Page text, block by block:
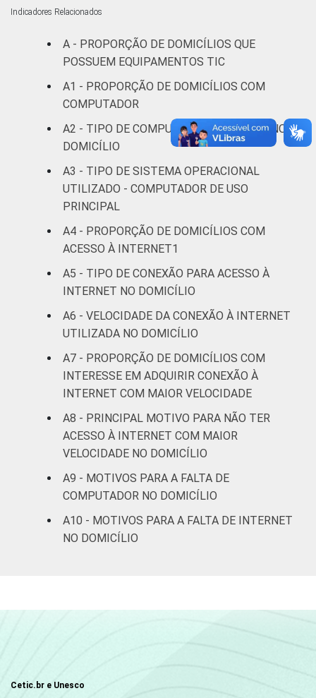
CLASSE
SOCIAL2
A 94
B 94
96 3
1 Base: 4.935 domicílios entrevistados que
possuem computador. Respostas múltiplas e
2O critério utilizado para classificação leva
em consideração a educação do chefe de
família e a posse de uma serie de utensílios
domésticos, relacionando-os a um sistema
por domicílio é associada a uma Classe
Sócio-Econômica específica (A, B, C, D, E).
Veja a tabela deerros estatísticos
aproximados para cada variável este
indicador.
Indicadores Relacionados
A - PROPORÇÃO DE DOMICÍLIOS QUE
POSSUEM EQUIPAMENTOS TIC
A1 - PROPORÇÃO DE DOMICÍLIOS COM
COMPUTADOR
A2 - TIPO DE COMPUTADOR PRESENTE NO
DOMICÍLIO
A3 - TIPO DE SISTEMA OPERACIONAL
UTILIZADO - COMPUTADOR DE USO
PRINCIPAL
A4 - PROPORÇÃO DE DOMICÍLIOS COM
ACESSO À INTERNET1
A5 - TIPO DE CONEXÃO PARA ACESSO À
INTERNET NO DOMICÍLIO
A6 - VELOCIDADE DA CONEXÃO À INTERNET
UTILIZADA NO DOMICÍLIO
A7 - PROPORÇÃO DE DOMICÍLIOS COM
INTERESSE EM ADQUIRIR CONEXÃO À
INTERNET COM MAIOR VELOCIDADE
A8 - PRINCIPAL MOTIVO PARA NÃO TER
ACESSO À INTERNET COM MAIOR
VELOCIDADE NO DOMICÍLIO
A9 - MOTIVOS PARA A FALTA DE
COMPUTADOR NO DOMICÍLIO
A10 - MOTIVOS PARA A FALTA DE INTERNET
NO DOMICÍLIO
Cetic.br e Unesco